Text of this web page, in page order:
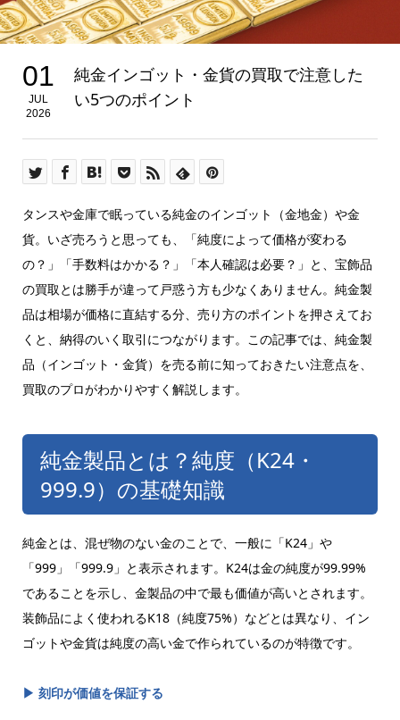
01
JUL
2026
純金インゴット・金貨の買取で注意した
い5つのポイント
タンスや金庫で眠っている純金のインゴット（金地金）や金
貨。いざ売ろうと思っても、「純度によって価格が変わる
の？」「手数料はかかる？」「本人確認は必要？」と、宝飾品
の買取とは勝手が違って戸惑う方も少なくありません。純金製
品は相場が価格に直結する分、売り方のポイントを押さえてお
くと、納得のいく取引につながります。この記事では、純金製
品（インゴット・金貨）を売る前に知っておきたい注意点を、
買取のプロがわかりやすく解説します。
純金製品とは？純度（K24・
999.9）の基礎知識
純金とは、混ぜ物のない金のことで、一般に「K24」や
「999」「999.9」と表示されます。K24は金の純度が99.99%
であることを示し、金製品の中で最も価値が高いとされます。
装飾品によく使われるK18（純度75%）などとは異なり、イン
ゴットや金貨は純度の高い金で作られているのが特徴です。
▶ 刻印が価値を保証する